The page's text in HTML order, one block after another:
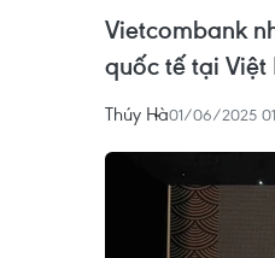
Vietcombank
quốc tế tại Việt
Thúy Hà01/06/2025